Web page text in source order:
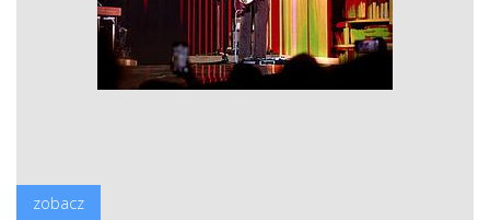
zobacz